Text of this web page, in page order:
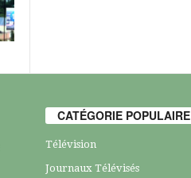
CATÉGORIE POPULAIRE
Télévision
Journaux Télévisés